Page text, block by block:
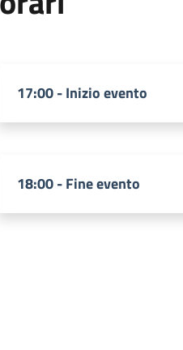
17:00 - Inizio evento
18:00 - Fine evento